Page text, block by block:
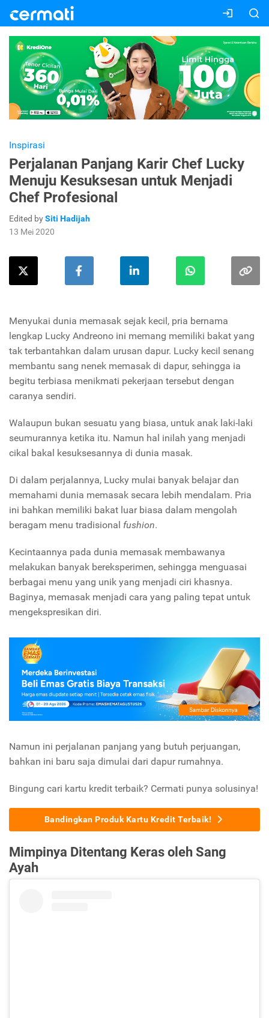
Inspirasi
Perjalanan Panjang Karir Chef Lucky
Menuju Kesuksesan untuk Menjadi
Chef Profesional
Edited bySiti Hadijah
13 Mei 2020
Menyukai dunia memasak sejak kecil, pria bernama
lengkap Lucky Andreono ini memang memiliki bakat yang
tak terbantahkan dalam urusan dapur. Lucky kecil senang
membantu sang nenek memasak di dapur, sehingga ia
begitu terbiasa menikmati pekerjaan tersebut dengan
caranya sendiri.
Walaupun bukan sesuatu yang biasa, untuk anak laki-laki
seumurannya ketika itu. Namun hal inilah yang menjadi
cikal bakal kesuksesannya di dunia masak.
Di dalam perjalannya, Lucky mulai banyak belajar dan
memahami dunia memasak secara lebih mendalam. Pria
ini bahkan memiliki bakat luar biasa dalam mengolah
beragam menu tradisional fushion.
Kecintaannya pada dunia memasak membawanya
melakukan banyak bereksperimen, sehingga menguasai
berbagai menu yang unik yang menjadi ciri khasnya.
Baginya, memasak menjadi cara yang paling tepat untuk
mengekspresikan diri.
Namun ini perjalanan panjang yang butuh perjuangan,
bahkan ini baru saja dimulai dari dapur rumahnya.
Bingung cari kartu kredit terbaik? Cermati punya solusinya!
Bandingkan Produk Kartu Kredit Terbaik!
Mimpinya Ditentang Keras oleh Sang
Ayah